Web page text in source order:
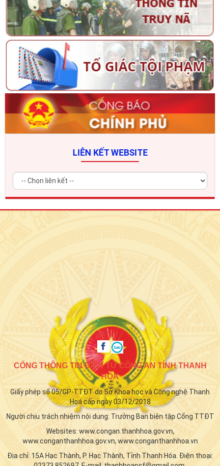
LIÊN KẾT WEBSITE
CỔNG THÔNG TIN ĐIỆN TỬ CÔNG AN TỈNH THANH
HÓA
Giấy phép số 05/GP-TTĐT do Sở Khoa học và Công nghệ Thanh
Hoá cấp ngày 03/12/2018
Người chịu trách nhiệm nội dung: Trưởng Ban biên tập Cổng TTĐT
Websites: www.congan.thanhhoa.gov.vn,
www.conganthanhhoa.gov.vn, www.conganthanhhoa.vn
Địa chỉ: 15A Hạc Thành, P. Hạc Thành, Tỉnh Thanh Hóa. Điện thoại: